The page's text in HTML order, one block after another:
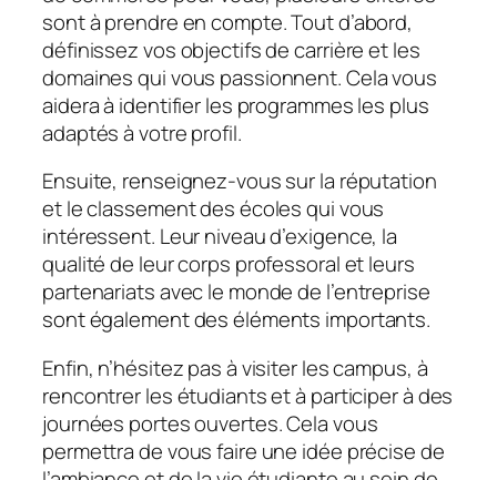
sont à prendre en compte. Tout d’abord,
définissez vos objectifs de carrière et les
domaines qui vous passionnent. Cela vous
aidera à identifier les programmes les plus
adaptés à votre profil.
Ensuite, renseignez-vous sur la réputation
et le classement des écoles qui vous
intéressent. Leur niveau d’exigence, la
qualité de leur corps professoral et leurs
partenariats avec le monde de l’entreprise
sont également des éléments importants.
Enfin, n’hésitez pas à visiter les campus, à
rencontrer les étudiants et à participer à des
journées portes ouvertes. Cela vous
permettra de vous faire une idée précise de